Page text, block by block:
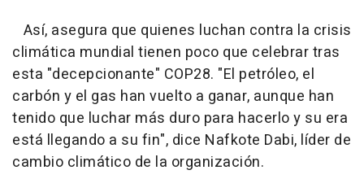
Así, asegura que quienes luchan contra la crisis
climática mundial tienen poco que celebrar tras
esta "decepcionante" COP28. "El petróleo, el
carbón y el gas han vuelto a ganar, aunque han
tenido que luchar más duro para hacerlo y su era
está llegando a su fin", dice Nafkote Dabi, líder de
cambio climático de la organización.